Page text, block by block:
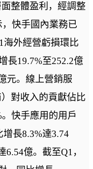
整體盈利，經調整
快手國內業務已
海外經營虧損環比
長19.7%至252.2億
元。線上營銷服
對收入的貢獻佔比
快手應用的用戶
長8.3%達3.74
億。截至Q1，